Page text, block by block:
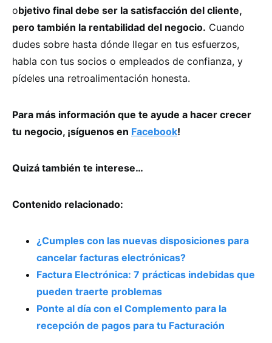
objetivo final debe ser la satisfacción del cliente,
pero también la rentabilidad del negocio. Cuando
dudes sobre hasta dónde llegar en tus esfuerzos,
habla con tus socios o empleados de confianza, y
pídeles una retroalimentación honesta.
Para más información que te ayude a hacer crecer
tu negocio, ¡síguenos en Facebook!
Quizá también te interese…
Contenido relacionado:
¿Cumples con las nuevas disposiciones para
cancelar facturas electrónicas?
Factura Electrónica: 7 prácticas indebidas que
pueden traerte problemas
Ponte al día con el Complemento para la
recepción de pagos para tu Facturación